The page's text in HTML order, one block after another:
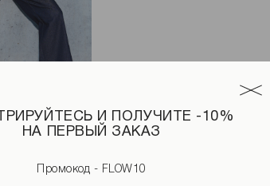
И ПОЛУЧИТЕ -10%
НА ПЕРВЫЙ ЗАКАЗ
Промокод - FLOW10
поясом синего цвета